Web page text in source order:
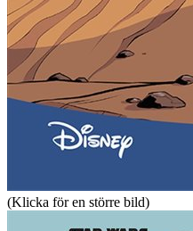
(Klicka för en större bild)